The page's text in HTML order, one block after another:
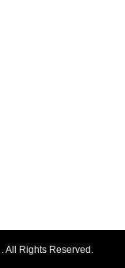
All Rights Reserved.